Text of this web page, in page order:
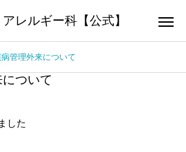
レルギー科【公式】
管理外来について
ついて
した